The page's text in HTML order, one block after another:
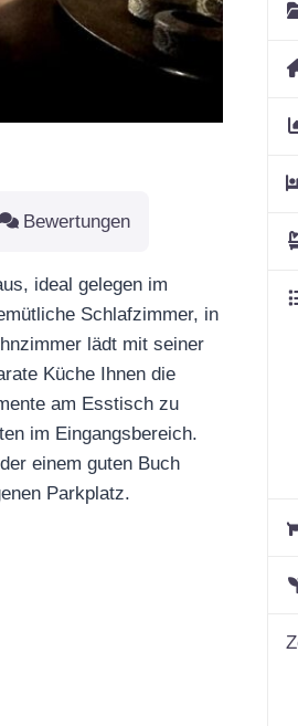
Bewertungen
ideal gelegen im
Schlafzimmer, in
lädt mit seiner
Küche Ihnen die
am Esstisch zu
im Eingangsbereich.
einem guten Buch
Parkplatz.